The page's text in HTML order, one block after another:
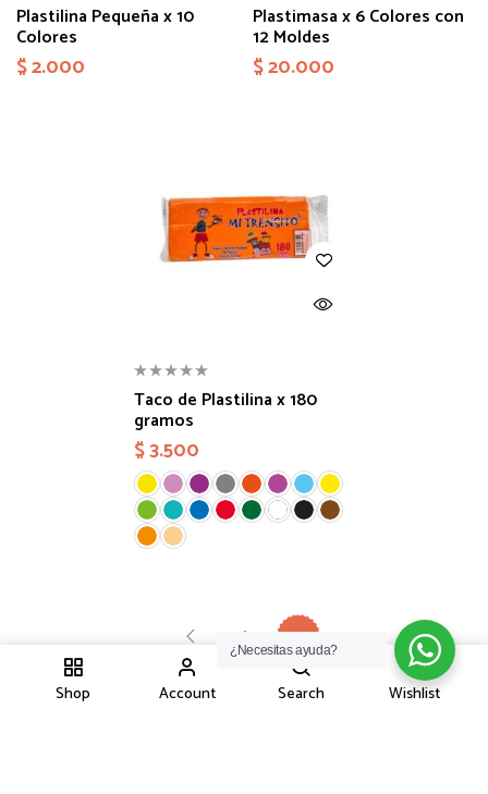
Shop Account Search
1
Wishlist
Plastilina Pequeña x 10
Colores
$2.000
Plastimasa x 6 Colores con
12 Moldes
$20.000
Taco de Plastilina x 180
gramos
$3.500
1 2
¿Necesitas ayuda?